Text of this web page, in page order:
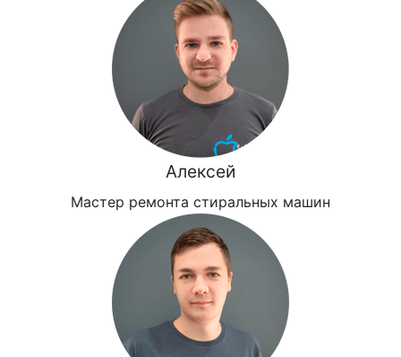
Алексей
Мастер ремонта стиральных машин